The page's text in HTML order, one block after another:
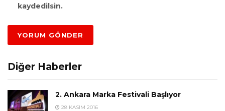
kaydedilsin.
Diğer Haberler
2. Ankara Marka Festivali Başlıyor
28 KASIM 2016